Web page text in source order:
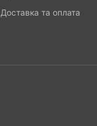
Доставка та оплата